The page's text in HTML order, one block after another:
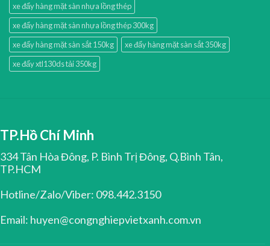
xe đẩy hàng mặt sàn nhựa lồng thép
xe đẩy hàng mặt sàn nhựa lồng thép 300kg
xe đẩy hàng mặt sàn sắt 150kg
xe đẩy hàng mặt sàn sắt 350kg
xe đẩy xtl130ds tải 350kg
TP.Hồ Chí Minh
334 Tân Hòa Đông, P. Bình Trị Đông, Q.Bình Tân,
TP.HCM
Hotline/Zalo/Viber: 098.442.3150
Email: huyen@congnghiepvietxanh.com.vn